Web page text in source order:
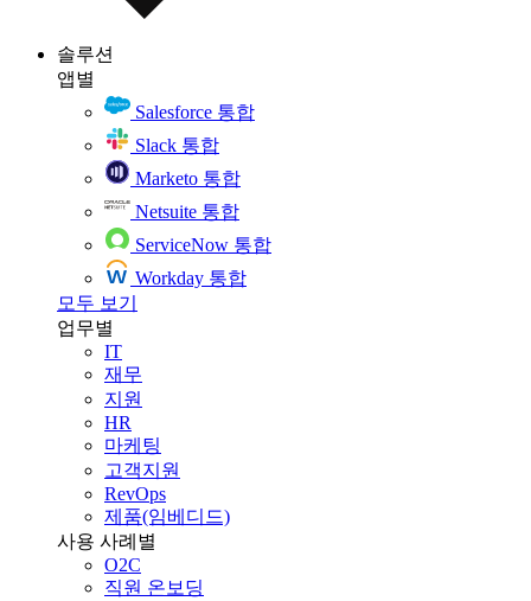
솔루션
앱별
Salesforce 통합
Slack 통합
Marketo 통합
Netsuite 통합
ServiceNow 통합
Workday 통합
모두 보기
업무별
IT
재무
지원
HR
마케팅
고객지원
RevOps
제품(임베디드)
사용 사례별
O2C
직원 온보딩